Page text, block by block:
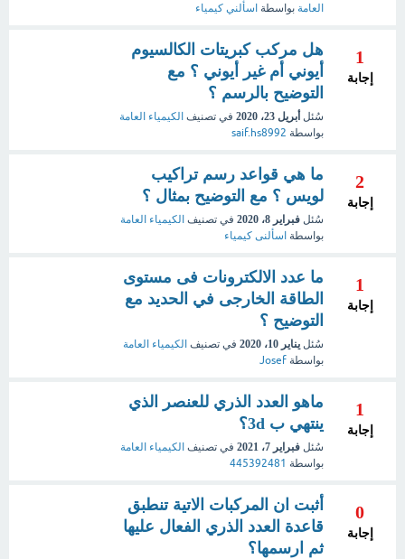
العامة بواسطة اسألني كيمياء
1
إجابة
هل مركب كبريتات الكالسيوم
أيوني أم غير أيوني ؟ مع
التوضيح بالرسم ؟
سُئل أبريل 23، 2020 في تصنيف الكيمياء العامة
بواسطة saif.hs8992
2
إجابة
ما هي قواعد رسم تراكيب
لويس ؟ مع التوضيح بمثال ؟
سُئل فبراير 8، 2020 في تصنيف الكيمياء العامة
بواسطة اسألنى كيمياء
1
إجابة
ما عدد الالكترونات فى مستوى
الطاقة الخارجى في الحديد مع
التوضيح ؟
سُئل يناير 10، 2020 في تصنيف الكيمياء العامة
بواسطة Josef
1
إجابة
ماهو العدد الذري للعنصر الذي
ينتهي ب 3d؟
سُئل فبراير 7، 2021 في تصنيف الكيمياء العامة
بواسطة 445392481
0
إجابة
أثبت ان المركبات الاتية تنطبق
قاعدة العدد الذري الفعال عليها
ثم ارسمها؟